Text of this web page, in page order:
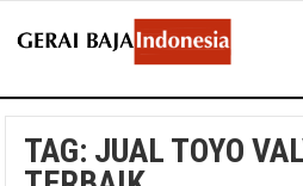
TAG: JUAL TOYO